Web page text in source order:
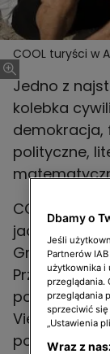
COOL
Jedno z
kolebka
demokracja,
polityczne,
COOL
jacy są
Greka i czy
Przekonali
posągi,
Vienio i Filip
poza
Dbamy o
Jeśli
Partnerów
użytkownika i
przeglądania.
przeglądania
sprzeciwić
„Ustawienia
Wraz z